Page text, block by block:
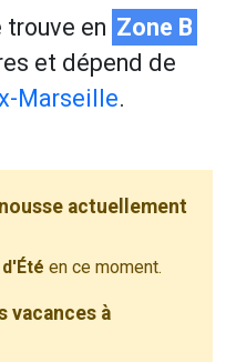
trouve en Zone B
et dépend de
Marseille.
actuellement
en ce moment.
vacances à